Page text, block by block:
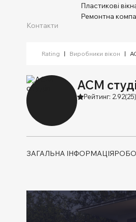
Пластикові
Ремонтна
Контакти
Rating | Виробники вікон |
АСМ
Рейтинг: 2.92(25)
ЗАГАЛЬНА ІНФОРМАЦІЯ